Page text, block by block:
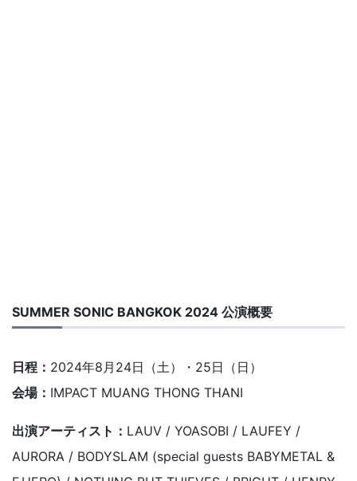
SUMMER SONIC BANGKOK 2024 公演概要
日程： 2024年8月24日（土）・25日（日）
会場： IMPACT MUANG THONG THANI
出演アーティスト： LAUV / YOASOBI / LAUFEY /
AURORA / BODYSLAM (special guests BABYMETAL &